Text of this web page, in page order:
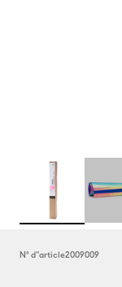
N° d''article2009009